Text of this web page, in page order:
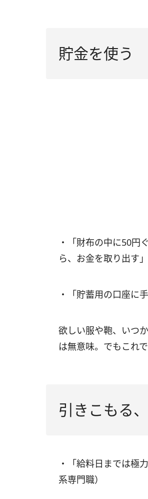
貯金を使う
・「財布の中に50円
ら、お金を取り出す
・「貯蓄用の口座に
欲しい服や鞄、いつ
は無意味。でもこれ
引きこもる
・「給料日までは極
系専門職）